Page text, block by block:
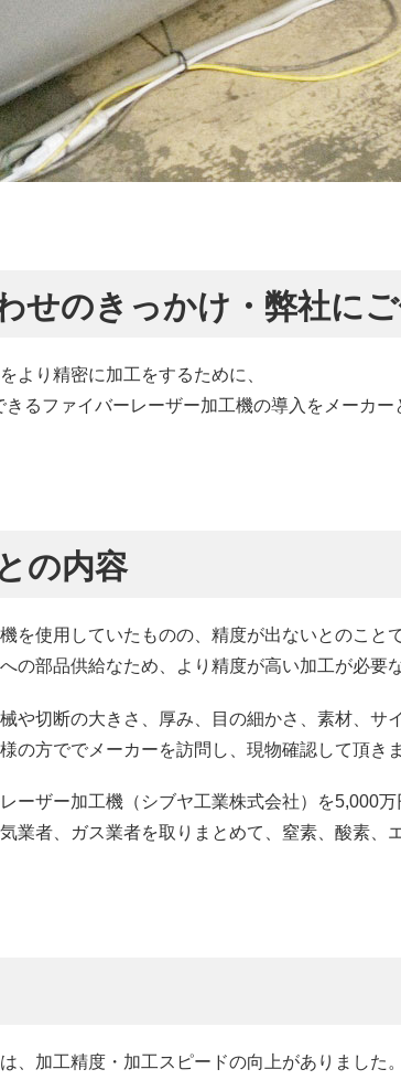
せのきっかけ・弊社に
より精密に加工をするために、
きるファイバーレーザー加工機の導入をメーカ
の内容
を使用していたものの、精度が出ないとのことで
の部品供給なため、より精度が高い加工が必要
や切断の大きさ、厚み、目の細かさ、素材、
の方ででメーカーを訪問し、現物確認して頂きま
ーザー加工機（シブヤ工業株式会社）を5,000万
業者、ガス業者を取りまとめて、窒素、酸素、
、加工精度・加工スピードの向上がありました。